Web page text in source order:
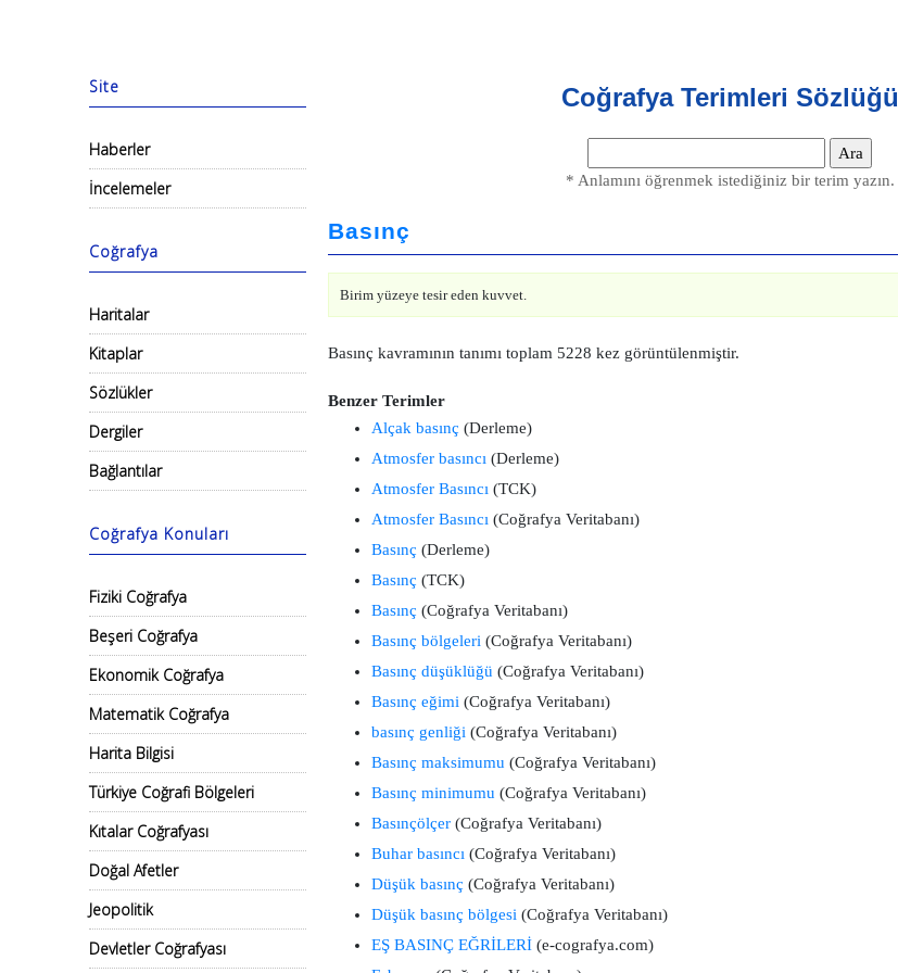
Site
Haberler
İncelemeler
Coğrafya
Haritalar
Kitaplar
Sözlükler
Dergiler
Bağlantılar
Coğrafya Konuları
Fiziki Coğrafya
Beşeri Coğrafya
Ekonomik Coğrafya
Matematik Coğrafya
Harita Bilgisi
Türkiye Coğrafi Bölgeleri
Kıtalar Coğrafyası
Doğal Afetler
Jeopolitik
Devletler Coğrafyası
Coğrafya Terimleri Sözlüğü
* Anlamını öğrenmek istediğiniz bir terim yazın.
Basınç
Birim yüzeye tesir eden kuvvet.
Basınç kavramının tanımı toplam 5228 kez görüntülenmiştir.
Benzer Terimler
Alçak basınç (Derleme)
Atmosfer basıncı (Derleme)
Atmosfer Basıncı (TCK)
Atmosfer Basıncı (Coğrafya Veritabanı)
Basınç (Derleme)
Basınç (TCK)
Basınç (Coğrafya Veritabanı)
Basınç bölgeleri (Coğrafya Veritabanı)
Basınç düşüklüğü (Coğrafya Veritabanı)
Basınç eğimi (Coğrafya Veritabanı)
basınç genliği (Coğrafya Veritabanı)
Basınç maksimumu (Coğrafya Veritabanı)
Basınç minimumu (Coğrafya Veritabanı)
Basınçölçer (Coğrafya Veritabanı)
Buhar basıncı (Coğrafya Veritabanı)
Düşük basınç (Coğrafya Veritabanı)
Düşük basınç bölgesi (Coğrafya Veritabanı)
EŞ BASINÇ EĞRİLERİ (e-cografya.com)